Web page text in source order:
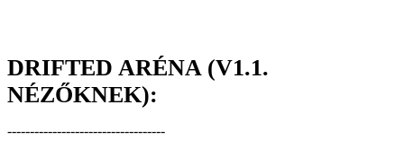
DRIFTED ARÉNA (V1.1.
NÉZŐKNEK):
-----------------------------------